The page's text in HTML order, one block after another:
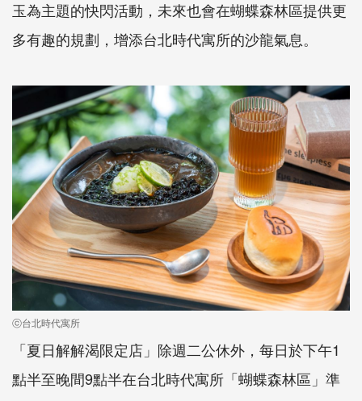
玉為主題的快閃活動，未來也會在蝴蝶森林區提供更
多有趣的規劃，增添台北時代寓所的沙龍氣息。
ⓒ台北時代寓所
「夏日解解渴限定店」除週二公休外，每日於下午1
點半至晚間9點半在台北時代寓所「蝴蝶森林區」準